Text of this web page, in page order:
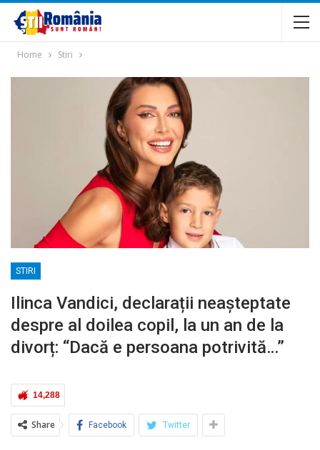
Home Stiri
STIRI
Ilinca Vandici, declarații neașteptate
despre al doilea copil, la un an de la
divorț: “Dacă e persoana potrivită…”
14,288
Share Facebook Twitter